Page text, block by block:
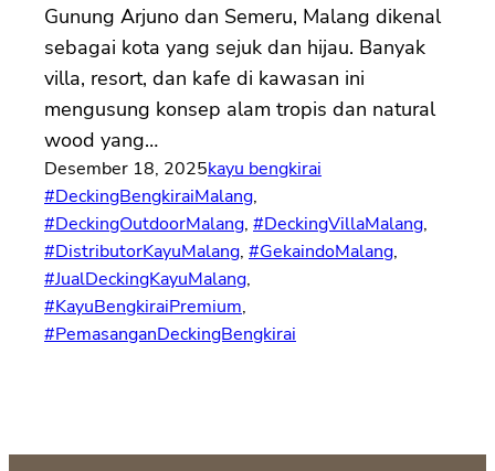
Gunung Arjuno dan Semeru, Malang dikenal
sebagai kota yang sejuk dan hijau. Banyak
villa, resort, dan kafe di kawasan ini
mengusung konsep alam tropis dan natural
wood yang…
Desember 18, 2025kayu bengkirai
#DeckingBengkiraiMalang
#DeckingOutdoorMalang, #DeckingVillaMalang
#DistributorKayuMalang, #GekaindoMalang
#JualDeckingKayuMalang
#KayuBengkiraiPremium
#PemasanganDeckingBengkirai